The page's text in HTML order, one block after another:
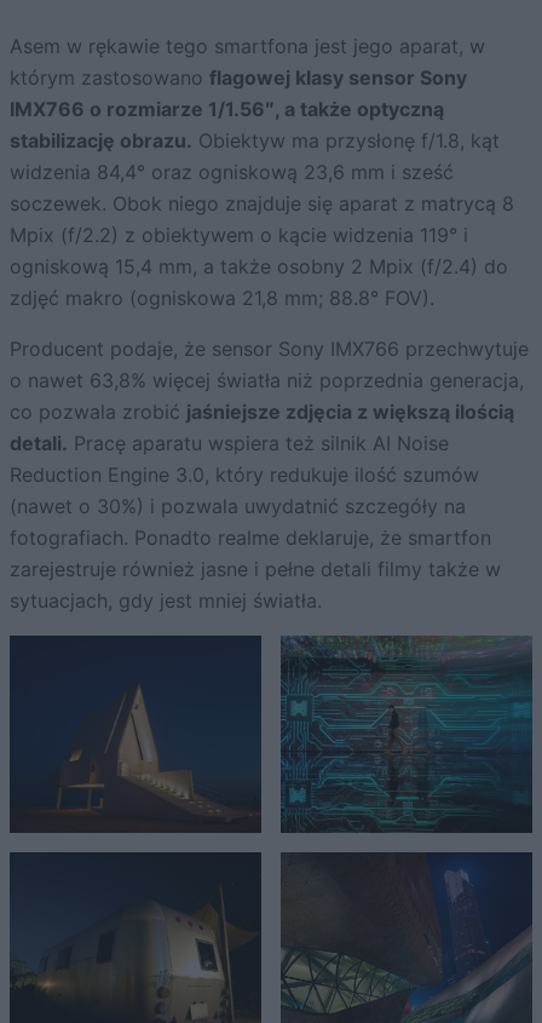
Asem w rękawie tego smartfona jest jego aparat, w
którym zastosowano flagowej klasy sensor Sony
IMX766 o rozmiarze 1/1.56″, a także optyczną
stabilizację obrazu. Obiektyw ma przysłonę f/1.8, kąt
widzenia 84,4° oraz ogniskową 23,6 mm i sześć
soczewek. Obok niego znajduje się aparat z matrycą 8
Mpix (f/2.2) z obiektywem o kącie widzenia 119° i
ogniskową 15,4 mm, a także osobny 2 Mpix (f/2.4) do
zdjęć makro (ogniskowa 21,8 mm; 88.8° FOV).
Producent podaje, że sensor Sony IMX766 przechwytuje
o nawet 63,8% więcej światła niż poprzednia generacja,
co pozwala zrobić jaśniejsze zdjęcia z większą ilością
detali. Pracę aparatu wspiera też silnik AI Noise
Reduction Engine 3.0, który redukuje ilość szumów
(nawet o 30%) i pozwala uwydatnić szczegóły na
fotografiach. Ponadto realme deklaruje, że smartfon
zarejestruje również jasne i pełne detali filmy także w
sytuacjach, gdy jest mniej światła.